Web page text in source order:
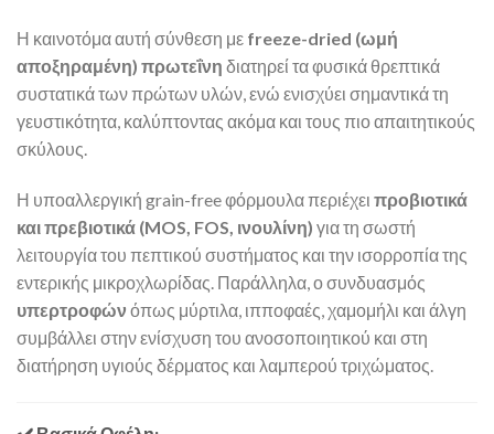
Η καινοτόμα αυτή σύνθεση με freeze-dried (ωμή
αποξηραμένη) πρωτεΐνη διατηρεί τα φυσικά θρεπτικά
συστατικά των πρώτων υλών, ενώ ενισχύει σημαντικά τη
γευστικότητα, καλύπτοντας ακόμα και τους πιο απαιτητικούς
σκύλους.
Η υποαλλεργική grain-free φόρμουλα περιέχει προβιοτικά
και πρεβιοτικά (MOS, FOS, ινουλίνη) για τη σωστή
λειτουργία του πεπτικού συστήματος και την ισορροπία της
εντερικής μικροχλωρίδας. Παράλληλα, ο συνδυασμός
υπερτροφών όπως μύρτιλα, ιπποφαές, χαμομήλι και άλγη
συμβάλλει στην ενίσχυση του ανοσοποιητικού και στη
διατήρηση υγιούς δέρματος και λαμπερού τριχώματος.